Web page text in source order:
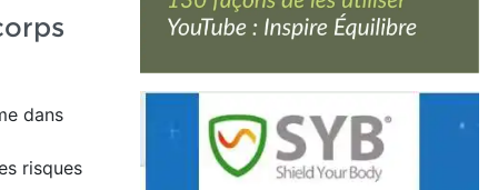
dans
risques